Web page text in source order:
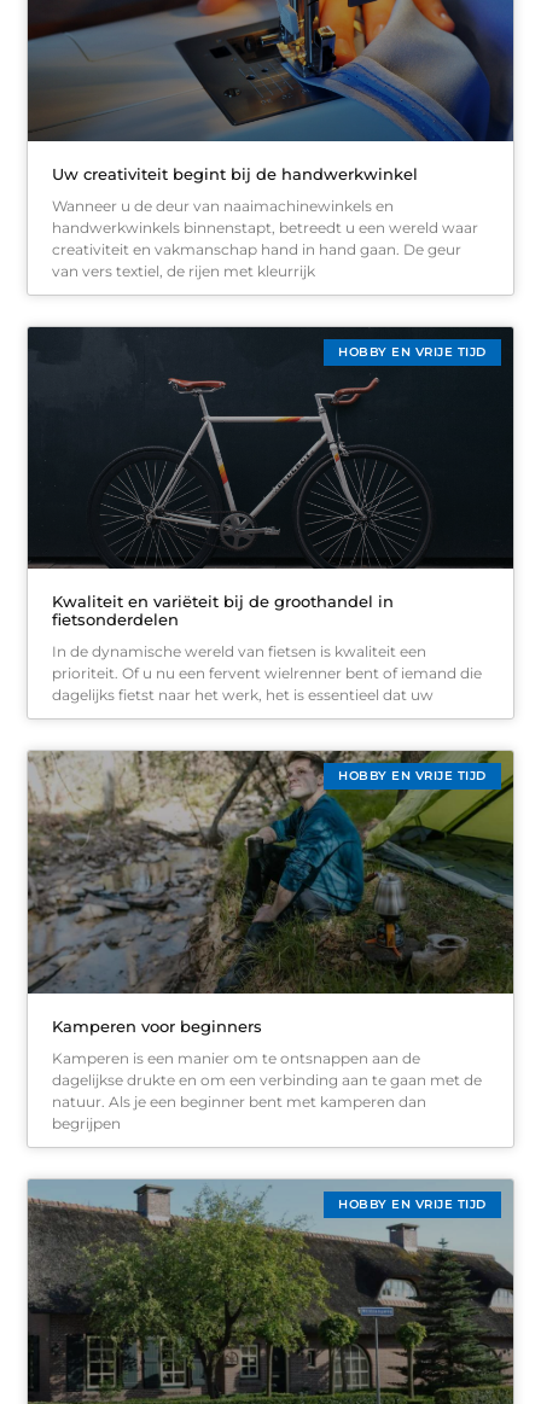
Uw creativiteit begint bij de handwerkwinkel
Wanneer u de deur van naaimachinewinkels en
handwerkwinkels binnenstapt, betreedt u een wereld waar
creativiteit en vakmanschap hand in hand gaan. De geur
van vers textiel, de rijen met kleurrijk
HOBBY EN VRIJE TIJD
Kwaliteit en variëteit bij de groothandel in
fietsonderdelen
In de dynamische wereld van fietsen is kwaliteit een
prioriteit. Of u nu een fervent wielrenner bent of iemand die
dagelijks fietst naar het werk, het is essentieel dat uw
HOBBY EN VRIJE TIJD
Kamperen voor beginners
Kamperen is een manier om te ontsnappen aan de
dagelijkse drukte en om een verbinding aan te gaan met de
natuur. Als je een beginner bent met kamperen dan
begrijpen
HOBBY EN VRIJE TIJD